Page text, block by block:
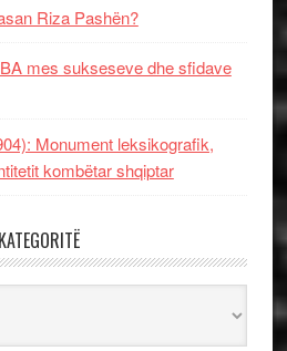
Riza Pashën?
mes sukseseve dhe sfidave
Monument leksikografik,
kombëtar shqiptar
KATEGORITË